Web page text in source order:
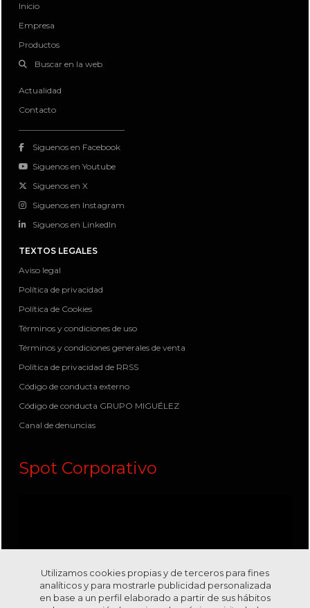
Inicio
Empresa
Productos
Buscar en la web
Actualidad
Contacto
Siguenos en Facebook
Siguenos en Youtube
Siguenos en X
Siguenos en Instagram
Siguenos en LinkedIn
TEXTOS LEGALES
Aviso legal
Política de privacidad
Política de Cookies
Términos y condiciones de uso
Términos y condiciones generales de venta
Política de privacidad de RRSS
Código de conducta externo
Código de conducta GRUPO MIGUÉLEZ
Canal de denuncias
Spot Corporativo
Utilizamos cookies propias y de terceros para fines
analíticos y para mostrarle publicidad personalizada
en base a un perfil elaborado a partir de sus hábitos